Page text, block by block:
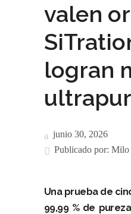
valen
logran
junio 30, 2026
Publicado por: Milo
Una prueba de
99,99 % de